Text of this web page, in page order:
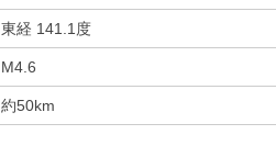
東経 141.1度
M4.6
約50km